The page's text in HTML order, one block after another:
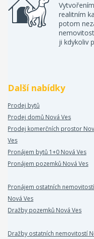
realitním
potom
ji kdykoliv
Další nabídky
Prodej bytů
Prodej domů Nová Ves
Prodej komerčních prostor
Ves
Pronájem bytů 1+0 Nová Ves
Pronájem pozemků Nová Ves
Pronájem ostatních nemovitostí
Nová Ves
Dražby pozemků Nová Ves
Dražby ostatních nemovitostí